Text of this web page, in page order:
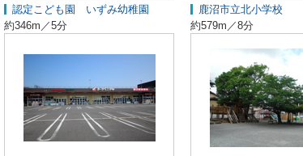
認定こども園 いずみ幼稚園
約346m／5分
鹿沼市立北小学校
約579m／8分